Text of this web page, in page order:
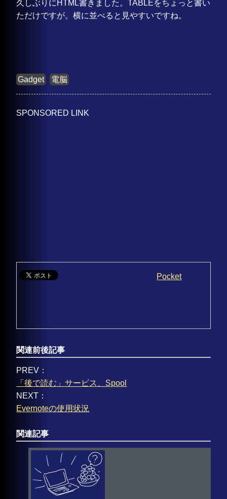
久しぶりにHTML書きました。TABLEをちょっと書い
ただけですが。横に並べると見やすいですね。
Gadget 電脳
SPONSORED LINK
Pocket
関連前後記事
PREV：
「後で読む」サービス、Spool
NEXT：
Evernoteの使用状況
関連記事